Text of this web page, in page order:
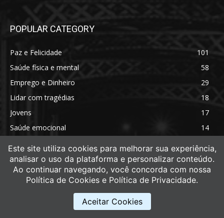
POPULAR CATEGORY
Paz e Felicidade
101
Saúde física e mental
58
Emprego e Dinheiro
29
Lidar com tragédias
18
Jovens
17
Saúde emocional
14
Este site utiliza cookies para melhorar sua experiência,
analisar o uso da plataforma e personalizar conteúdo.
Ao continuar navegando, você concorda com nossa
Política de Cookies e Política de Privacidade.
Aceitar Cookies